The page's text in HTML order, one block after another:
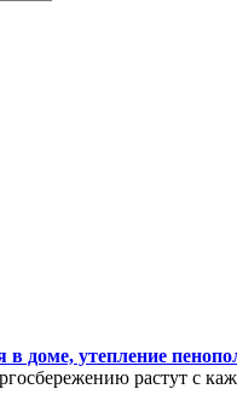
в доме, утепление
растут с